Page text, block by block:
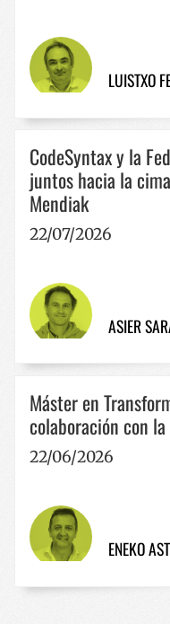
LUISTXO
CodeSyntax y la
juntos hacia la
Mendiak
22/07/2026
ASIER
Máster en
colaboración con la
22/06/2026
ENEKO